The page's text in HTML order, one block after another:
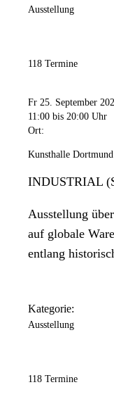
Ausstellung
118 Termine
Fr 25. September
11:00 bis 20:00 Uhr
Ort:
Kunsthalle
INDUSTRIAL
Ausstellung
auf globale
entlang
Kategorie:
Ausstellung
118 Termine